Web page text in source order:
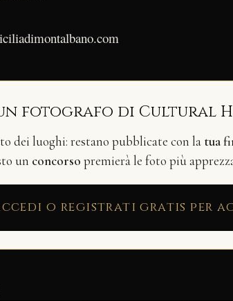
fotografo di Cultural
dei luoghi: restano pubblicate con la tua
un concorso premierà le foto più
o registrati gratis per